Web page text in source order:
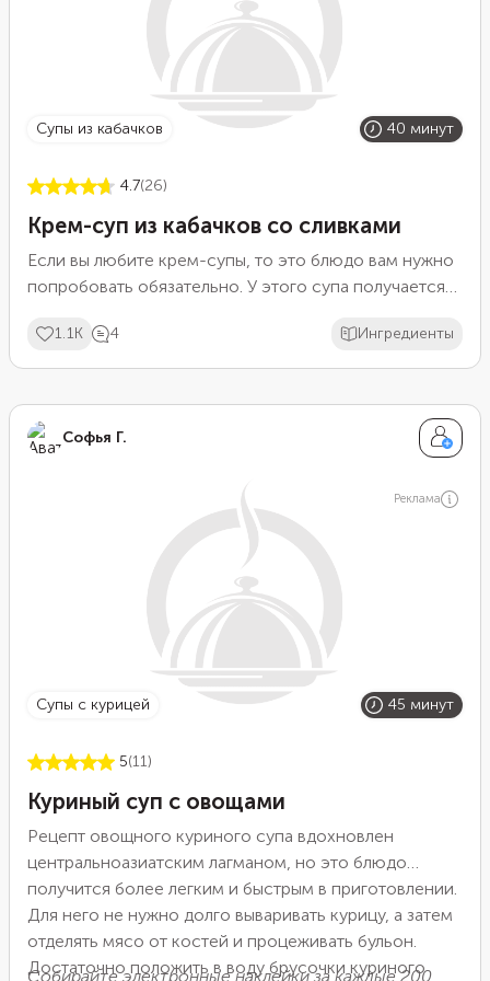
супы из кабачков 40 минут
4.7(26)
Крем-суп из кабачков со сливками
Если вы любите крем-супы, то это блюдо вам нужно
попробовать обязательно. У этого супа получается
его можно дополнять практически любыми
приправами и добавками. Кабачок становится
другими продуктами.
1.1K 4 Ингредиенты
Софья Г.
супы с курицей 45 минут
5(11)
Куриный суп с овощами
Рецепт овощного куриного супа вдохновлен
центральноазиатским лагманом, но это блюдо
получится более легким и быстрым в приготовлении.
Для него не нужно долго вываривать курицу, а затем
отделять мясо от костей и процеживать бульон.
Достаточно положить в воду брусочки куриного
Собирайтеэлектронные наклейки за каждые 200
Реклама